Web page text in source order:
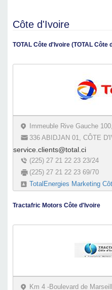
Côte d'Ivoire
TOTAL Côte d'Ivoire (TOTAL Côte
Immeuble Rive Gauche
336 ABIDJAN 01, CÔTE
service.clients@total.ci
(225) 27 21 22 23 23/24
(225) 27 21 22 23 69/70
TotalEnergies Marketing
Tractafric Motors Côte d'Ivoire
Km 4 -Boulevard de